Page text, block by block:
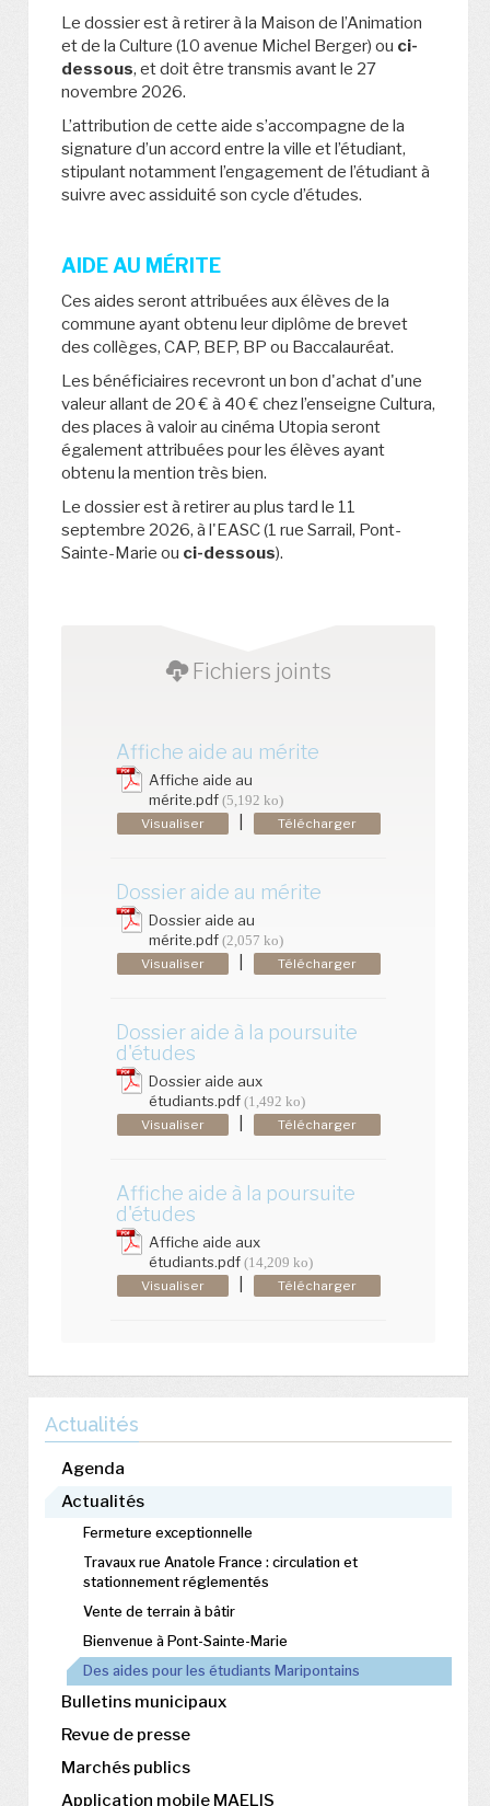
Le dossier est à retirer à la Maison de l’Animation
et de la Culture (10 avenue Michel Berger) ou ci-
dessous, et doit être transmis avant le 27
novembre 2026.
L’attribution de cette aide s’accompagne de la
signature d’un accord entre la ville et l’étudiant,
stipulant notamment l’engagement de l’étudiant à
suivre avec assiduité son cycle d’études.
AIDE AU MÉRITE
Ces aides seront attribuées aux élèves de la
commune ayant obtenu leur diplôme de brevet
des collèges, CAP, BEP, BP ou Baccalauréat.
Les bénéficiaires recevront un bon d'achat d'une
valeur allant de 20 € à 40 € chez l’enseigne Cultura,
des places à valoir au cinéma Utopia seront
également attribuées pour les élèves ayant
obtenu la mention très bien.
Le dossier est à retirer au plus tard le 11
septembre 2026, à l'EASC (1 rue Sarrail, Pont-
Sainte-Marie ou ci-dessous).
Fichiers joints
Affiche aide au mérite
Affiche aide au
mérite.pdf (5,192 ko)
Visualiser Télécharger
Dossier aide au mérite
Dossier aide au
mérite.pdf (2,057 ko)
Visualiser Télécharger
Dossier aide à la poursuite
d'études
Dossier aide aux
étudiants.pdf (1,492 ko)
Visualiser Télécharger
Affiche aide à la poursuite
d'études
Affiche aide aux
étudiants.pdf (14,209 ko)
Visualiser Télécharger
Actualités
Agenda
Actualités
Fermeture exceptionnelle
Travaux rue Anatole France : circulation et
stationnement réglementés
Vente de terrain à bâtir
Bienvenue à Pont-Sainte-Marie
Des aides pour les étudiants Maripontains
Bulletins municipaux
Revue de presse
Marchés publics
Application mobile MAELIS